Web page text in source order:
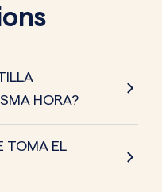
HORA?
TOMA EL